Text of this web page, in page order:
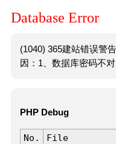
Database Error
(1040) 365建站错误警
因：1、数据库密码不
PHP Debug
No. File